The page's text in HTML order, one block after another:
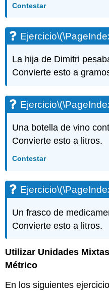
Contestar
Ejercicio
La hija de Dimitri
Convierte esto a
Ejercicio
Una botella de vino
Convierte esto a litros.
Contestar
Ejercicio
Un frasco de
Convierte esto a litros.
Utilizar Unidades
Métrico
En los siguientes